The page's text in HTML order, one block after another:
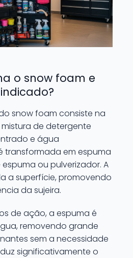
o snow foam e
snow foam consiste na
de detergente
e água
transformada em espuma
ou pulverizador. A
a superfície, promovendo
da sujeira.
de ação, a espuma é
removendo grande
sem a necessidade
significativamente o